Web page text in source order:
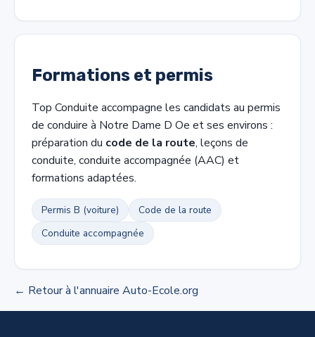
Formations et permis
Top Conduite accompagne les candidats au permis
de conduire à Notre Dame D Oe et ses environs :
préparation du code de la route, leçons de
conduite, conduite accompagnée (AAC) et
formations adaptées.
Permis B (voiture)
Code de la route
Conduite accompagnée
← Retour à l'annuaire Auto-Ecole.org